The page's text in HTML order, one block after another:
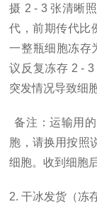
摄 2 - 3 张清晰
代，前期传代比
一整瓶细胞冻存
议反复冻存 2 -
突发情况导致细
备注：运输用
胞，请换用按照
细胞。收到细胞
2. 干冰发货（冻